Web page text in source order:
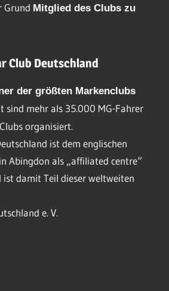
Grund Mitglied des Clubs zu
Club Deutschland
der größten Markenclubs
sind mehr als 35.000 MG-Fahrer
organisiert.
ist dem englischen
Abingdon als „affiliated centre“
ist damit Teil dieser weltweiten
e. V.